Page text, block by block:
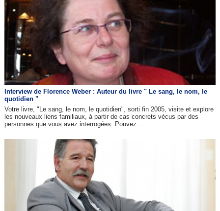
Interview de Florence Weber : Auteur du livre " Le sang, le nom, le
quotidien "
Votre livre, "Le sang, le nom, le quotidien", sorti fin 2005, visite et explore
les nouveaux liens familiaux, à partir de cas concrets vécus par des
personnes que vous avez interrogées. Pouvez...